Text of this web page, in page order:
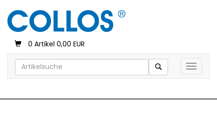
0 Artikel 0,00 EUR
Toggle